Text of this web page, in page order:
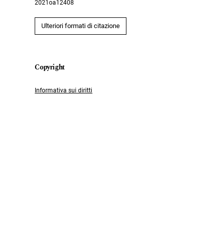
2021oa12408
Ulteriori formati di citazione
Informativa sui diritti